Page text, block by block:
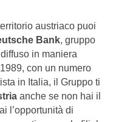
austriaco puoi
Bank, gruppo
in maniera
con un numero
in Italia, il Gruppo ti
anche se non hai il
l’opportunità di